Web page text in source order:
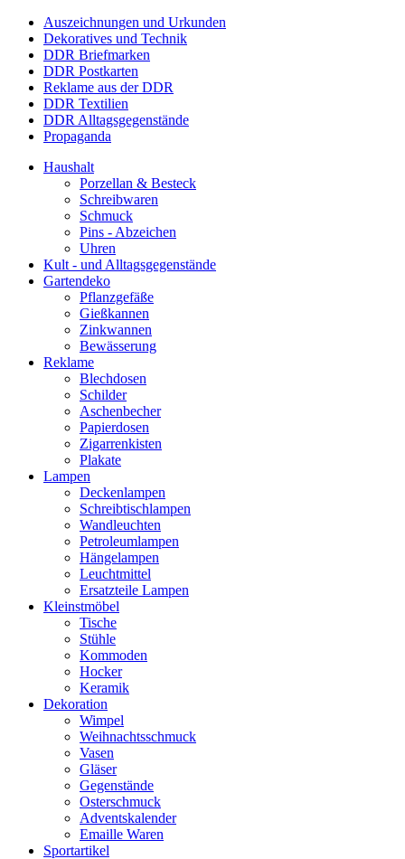
Auszeichnungen und Urkunden
Dekoratives und Technik
DDR Briefmarken
DDR Postkarten
Reklame aus der DDR
DDR Textilien
DDR Alltagsgegenstände
Propaganda
Haushalt
Porzellan & Besteck
Schreibwaren
Schmuck
Pins - Abzeichen
Uhren
Kult - und Alltagsgegenstände
Gartendeko
Pflanzgefäße
Gießkannen
Zinkwannen
Bewässerung
Reklame
Blechdosen
Schilder
Aschenbecher
Papierdosen
Zigarrenkisten
Plakate
Lampen
Deckenlampen
Schreibtischlampen
Wandleuchten
Petroleumlampen
Hängelampen
Leuchtmittel
Ersatzteile Lampen
Kleinstmöbel
Tische
Stühle
Kommoden
Hocker
Keramik
Dekoration
Wimpel
Weihnachtsschmuck
Vasen
Gläser
Gegenstände
Osterschmuck
Adventskalender
Emaille Waren
Sportartikel